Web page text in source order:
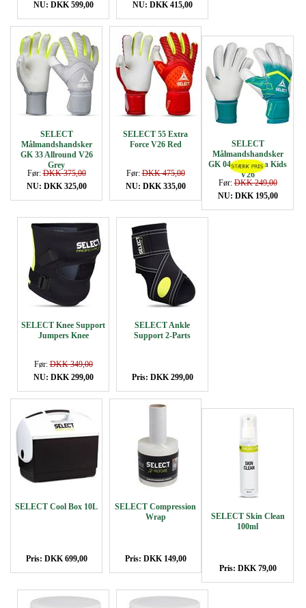
NU: DKK 599,00
NU: DKK 415,00
SELECT
Målmandshandsker
GK 33 Allround V26
Grey
Før:DKK 375,00
NU: DKK 325,00
SELECT 55 Extra
Force V26 Red
Før:DKK 475,00
NU: DKK 335,00
SELECT
Målmandshandsker
GK 04 Protection Kids
V26
Før:DKK 249,00
NU: DKK 195,00
SELECT Knee Support
Jumpers Knee
Før:DKK 349,00
NU: DKK 299,00
SELECT Ankle
Support 2-Parts
Pris: DKK 299,00
SELECT Cool Box 10L
Pris: DKK 699,00
SELECT Compression
Wrap
Pris: DKK 149,00
SELECT Skin Clean
100ml
Pris: DKK 79,00